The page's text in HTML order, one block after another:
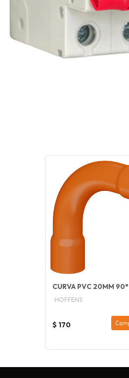
CURVA PVC 20MM 90°
HOFFENS
$ 170